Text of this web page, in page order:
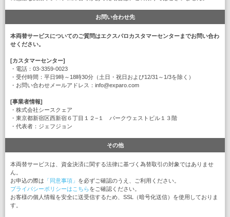
お問い合わせ先
本両替サービスについてのご質問はエクスパロカスタマーセンターまでお問い合わ
せください。
[カスタマーセンター]
・電話：03-3359-0023
・受付時間：平日9時～18時30分（土日・祝日および12/31～1/3を除く）
・お問い合わせメールアドレス：info@exparo.com
[事業者情報]
・株式会社シースクェア
・東京都新宿区西新宿６丁目１２−１ パークウェストビル１３階
・代表者：ジェフジョン
その他
本両替サービスは、資金決済に関する法律に基づく為替取引の対象ではありませ
ん。
お申込の際は 「同意事項」 を必ずご確認のうえ、ご利用ください。
プライバシーポリシーはこちらをご確認ください。
お客様の個人情報を安全に送受信するため、SSL（暗号化送信）を使用しておりま
す。